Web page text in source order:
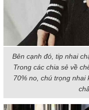
Bên cạnh đó, tip nhai
Trong các chia sẻ về
70% no, chú trọng